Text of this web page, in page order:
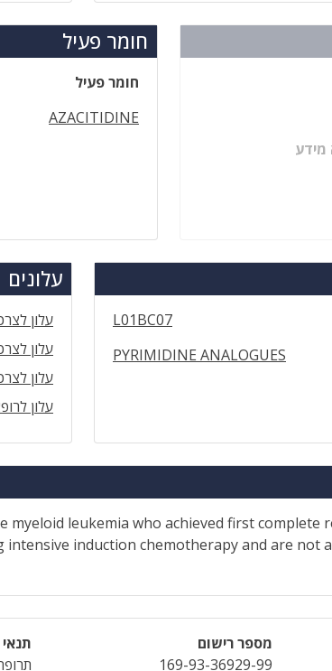
חומר פעיל
חומר פעיל
AZACITIDINE
L01BC07
PYRIMIDINE ANALOGUES
עלונים
עלון
עלון
עלון
עלון
leukemia who achieved first complete
induction chemotherapy and are not
מספר רישום
169-93-36929-99